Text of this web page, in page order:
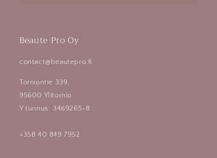
Beaute Pro Oy
contact@beautepro.fi
Torniontie 339,
95600 Ylitornio
Y tunnus: 3469265-8
+358 40 849 7952